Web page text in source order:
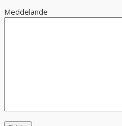
Meddelande